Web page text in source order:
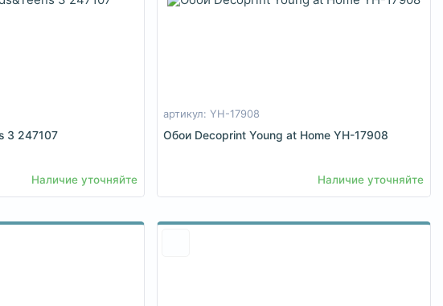
3 247107
Наличие уточняйте
артикул: YH-17908
Обои Decoprint Young at Home YH-17908
Наличие уточняйте